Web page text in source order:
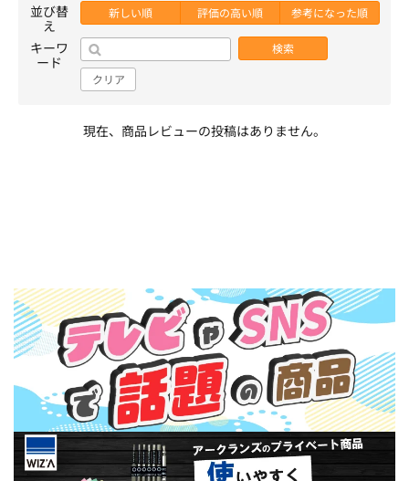
並び替
え
新しい順 評価の高い順 参考になった順
キーワ
ード
検索
クリア
現在、商品レビューの投稿はありません。